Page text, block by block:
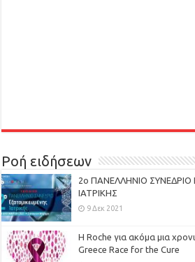
Ροή ειδήσεων
2ο ΠΑΝΕΛΛΗΝΙΟ
ΙΑΤΡΙΚΗΣ
9 Δεκ 2021
H Roche για ακόμα μια
Greece Race for the Cure